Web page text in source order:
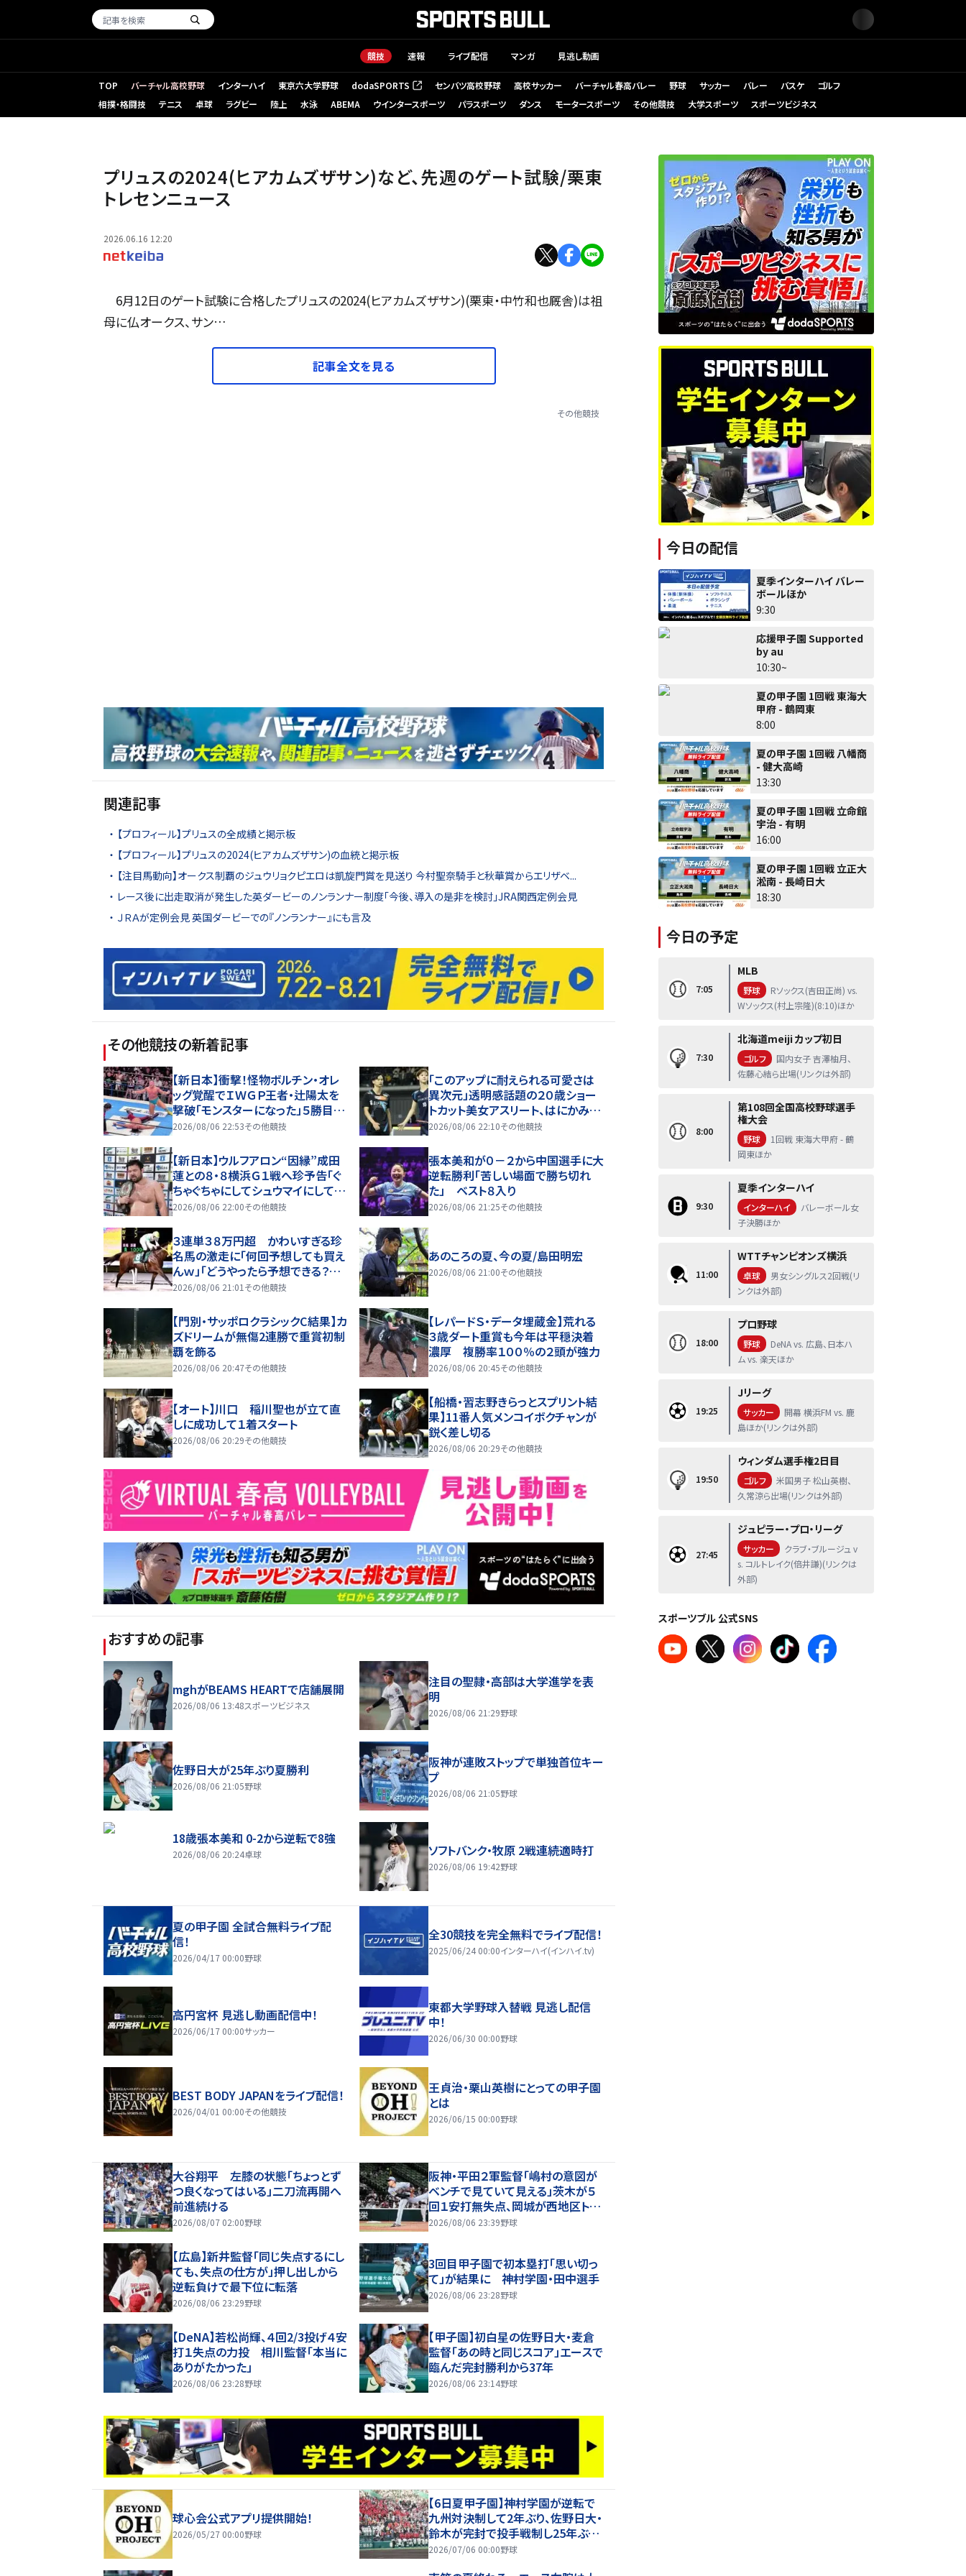
競技 速報 ライブ配信 マンガ 見逃し動画
TOP バーチャル高校野球 インターハイ 東京六大学野球 dodaSPORTS
（新しいタブで開く） センバツ高校野球 高校サッカー バーチャル春高バレー 野球 サッカー バレー バスケ
ゴルフ
相撲・格闘技
テニス 卓球 ラグビー 陸上 水泳 ABEMA ウインタースポーツ パラスポーツ ダンス モータースポーツ その他競技 大学スポーツ スポーツビジネス
プリュスの2024(ヒアカムズザサン)など、先週のゲート試験/栗東
トレセンニュース
2026.06.16 12:20
6月12日のゲート試験に合格したプリュスの2024(ヒアカムズザサン)(栗東・中竹和也厩舎)は祖
母に仏オークス、サン…
記事全文を見る
その他競技
関連記事
【プロフィール】プリュスの全成績と掲示板
【プロフィール】プリュスの2024(ヒアカムズザサン)の血統と掲示板
【注目馬動向】オークス制覇のジュウリョクピエロは凱旋門賞を見送り 今村聖奈騎手と秋華賞からエリザベ...
レース後に出走取消が発生した英ダービーのノンランナー制度「今後、導入の是非を検討」JRA関西定例会見
ＪＲＡが定例会見 英国ダービーでの『ノンランナー』にも言及
その他競技の新着記事
【新日本】衝撃！怪物ボルチン・オレ
ッグ覚醒でＩＷＧＰ王者・辻陽太を
撃破「モンスターになった」５勝目で
「Ｇ１」Ａブロック首位タイ
2026/08/06 22:53その他競技
「このアップに耐えられる可愛さは
異次元」透明感話題の２０歳ショー
トカット美女アスリート、はにかみど
アップ姿にネット衝撃「これやばい
2026/08/06 22:10その他競技
【新日本】ウルフアロン“因縁”成田
蓮との８・８横浜Ｇ１戦へ珍予告「ぐ
ちゃぐちゃにしてシュウマイにしてや
るよ」前哨戦は極悪連携に苦杯
2026/08/06 22:00その他競技
張本美和が０－２から中国選手に大
逆転勝利「苦しい場面で勝ち切れ
た」 ベスト８入り
2026/08/06 21:25その他競技
３連単３８万円超 かわいすぎる珍
名馬の激走に「何回予想しても買え
んｗ」「どうやったら予想できる？？」
船橋のメンコイボクチャン
2026/08/06 21:01 その他競技
あのころの夏、今の夏/島田明宏
2026/08/06 21:00その他競技
【門別・サッポロクラシックC結果】カ
ズドリームが無傷2連勝で重賞初制
覇を飾る
2026/08/06 20:47その他競技
【レパードＳ・データ埋蔵金】荒れる
３歳ダート重賞も今年は平穏決着
濃厚 複勝率１００％の２頭が強力
2026/08/06 20:45その他競技
【オート】川口 稲川聖也が立て直
しに成功して１着スタート
2026/08/06 20:29その他競技
【船橋・習志野きらっとスプリント結
果】11番人気メンコイボクチャンが
鋭く差し切る
2026/08/06 20:29その他競技
おすすめの記事
mghがBEAMS HEARTで店舗展開
2026/08/06 13:48スポーツビジネス
注目の聖隷・高部は大学進学を表
明
2026/08/06 21:29野球
佐野日大が25年ぶり夏勝利
2026/08/06 21:05野球
阪神が連敗ストップで単独首位キー
プ
2026/08/06 21:05野球
18歳張本美和 0-2から逆転で8強
2026/08/06 20:24卓球 ソフトバンク・牧原 2戦連続適時打
2026/08/06 19:42野球
夏の甲子園 全試合無料ライブ配
信！
2026/04/17 00:00野球
全30競技を完全無料でライブ配信！
2025/06/24 00:00インターハイ(インハイ.tv)
高円宮杯 見逃し動画配信中！
2026/06/17 00:00サッカー
東都大学野球入替戦 見逃し配信
中！
2026/06/30 00:00野球
BEST BODY JAPANをライブ配信！
2026/04/01 00:00その他競技
王貞治・栗山英樹にとっての甲子園
とは
2026/06/15 00:00野球
大谷翔平 左膝の状態「ちょっとず
つ良くなってはいる」二刀流再開へ
前進続ける
2026/08/07 02:00野球
阪神・平田２軍監督「嶋村の意図が
ベンチで見ていて見える」茨木が５
回１安打無失点、岡城が西地区トッ
プタイ１７盗塁
2026/08/06 23:39野球
【広島】新井監督「同じ失点するにし
ても、失点の仕方が」押し出しから
逆転負けで最下位に転落
2026/08/06 23:29野球
3回目甲子園で初本塁打「思い切っ
て」が結果に 神村学園・田中選手
2026/08/06 23:28野球
【DeNA】若松尚輝、４回2/3投げ４安
打１失点の力投 相川監督「本当に
ありがたかった」
2026/08/06 23:28野球
【甲子園】初白星の佐野日大・麦倉
監督「あの時と同じスコア」エースで
臨んだ完封勝利から37年
2026/08/06 23:14野球
球心会公式アプリ提供開始！
2026/05/27 00:00野球
【6日夏甲子園】神村学園が逆転で
九州対決制して2年ぶり、佐野日大・
鈴木が完封で投手戦制し25年ぶり
の夏勝利
2026/07/06 00:00野球
今日の配信
夏季インターハイ バレー
ボールほか
9:30
応援甲子園 Supported
by au
10:30~
夏の甲子園 1回戦 東海大
甲府 - 鶴岡東
8:00
夏の甲子園 1回戦 八幡商
- 健大高崎
13:30
夏の甲子園 1回戦 立命館
宇治 - 有明
16:00
夏の甲子園 1回戦 立正大
淞南 - 長崎日大
18:30
今日の予定
7:05
MLB
野球
Rソックス(吉田正尚) vs.
Wソックス(村上宗隆)(8:10)ほか
7:30
北海道meiji カップ初日
ゴルフ
国内女子 吉澤柚月、
佐藤心結ら出場(リンクは外部)
8:00
第108回全国高校野球選手
権大会
野球
1回戦 東海大甲府 - 鶴
岡東ほか
9:30
夏季インターハイ
インターハイ
バレーボール女
子決勝ほか
11:00
WTTチャンピオンズ横浜
卓球
男女シングルス2回戦(リ
ンクは外部)
18:00
プロ野球
野球
DeNA vs. 広島、日本ハ
ム vs. 楽天ほか
19:25
Jリーグ
サッカー
開幕 横浜FM vs. 鹿
島ほか(リンクは外部)
19:50
ウィンダム選手権2日目
ゴルフ
米国男子 松山英樹、
久常涼ら出場(リンクは外部)
27:45
ジュピラー・プロ・リーグ
サッカー
クラブ・ブルージュ v
s. コルトレイク(倍井謙)(リンクは
外部)
スポーツブル 公式SNS